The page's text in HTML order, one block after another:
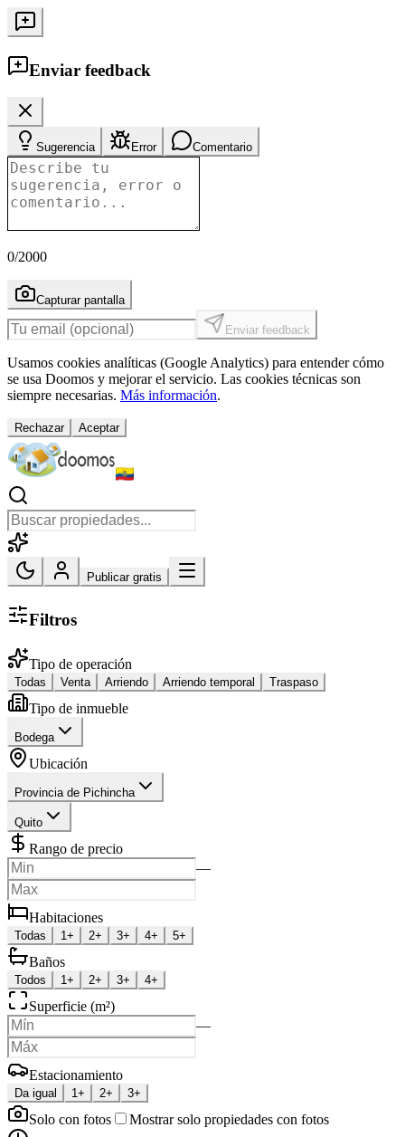
Enviar feedback
Sugerencia Error Comentario
0/2000
Capturar pantalla
Enviar feedback
Usamos cookies analíticas (Google Analytics) para entender cómo
se usa Doomos y mejorar el servicio. Las cookies técnicas son
siempre necesarias. Más información.
Rechazar Aceptar
Publicar gratis
Filtros
Tipo de operación
Todas Venta Arriendo Arriendo temporal Traspaso
Tipo de inmueble
Bodega
Ubicación
Provincia de Pichincha
Quito
Rango de precio
—
Habitaciones
Todas 1+ 2+ 3+ 4+ 5+
Baños
Todos 1+ 2+ 3+ 4+
Superficie (m²)
—
Estacionamiento
Da igual 1+ 2+ 3+
Solo con fotos
Mostrar solo propiedades con fotos